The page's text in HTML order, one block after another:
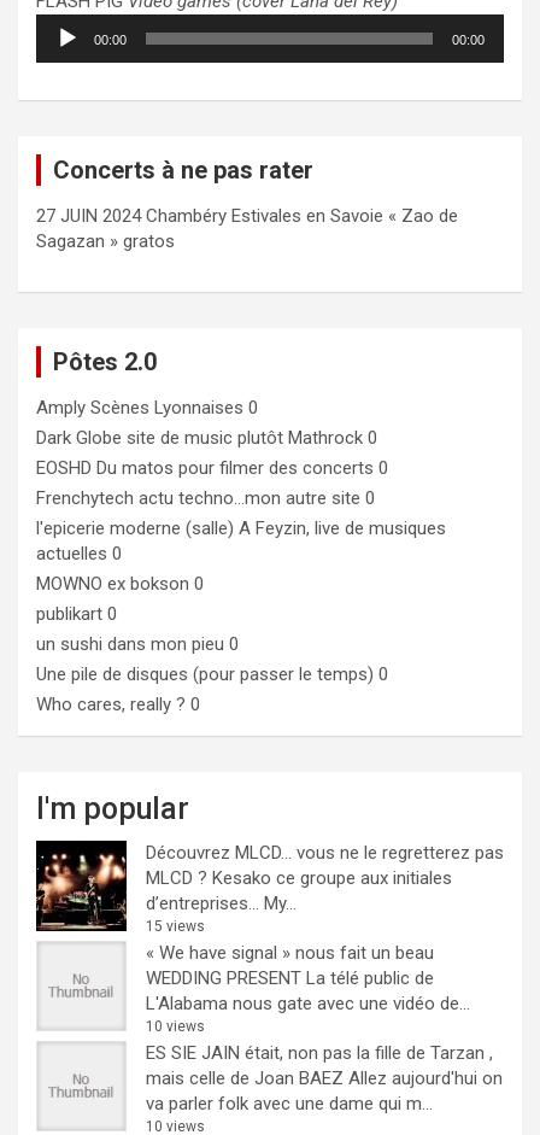
Lecteur
audio
00:00 00:00
Concerts à ne pas rater
27 JUIN 2024 Chambéry Estivales en Savoie « Zao de
Sagazan » gratos
Pôtes 2.0
Amply Scènes Lyonnaises 0
Dark Globe site de music plutôt Mathrock 0
EOSHD Du matos pour filmer des concerts 0
Frenchytech actu techno…mon autre site 0
l'epicerie moderne (salle) A Feyzin, live de musiques
actuelles 0
MOWNO ex bokson 0
publikart 0
un sushi dans mon pieu 0
Une pile de disques (pour passer le temps) 0
Who cares, really ? 0
I'm popular
Découvrez MLCD… vous ne le regretterez pas
MLCD ? Kesako ce groupe aux initiales
d’entreprises… My...
15 views
« We have signal » nous fait un beau
WEDDING PRESENT La télé public de
L'Alabama nous gate avec une vidéo de...
10 views
ES SIE JAIN était, non pas la fille de Tarzan ,
mais celle de Joan BAEZ Allez aujourd'hui on
va parler folk avec une dame qui m...
10 views